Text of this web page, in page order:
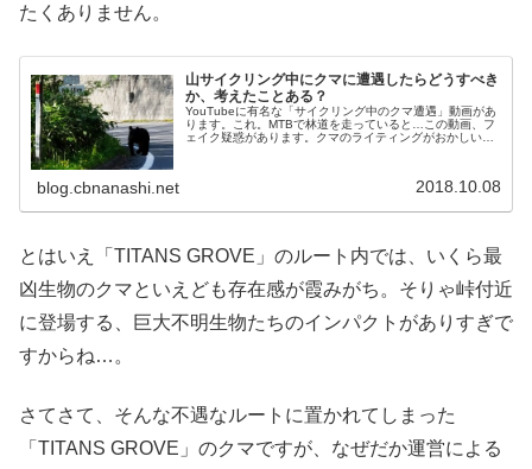
たくありません。
山サイクリング中にクマに遭遇したらどうすべき
か、考えたことある？
YouTubeに有名な「サイクリング中のクマ遭遇」動画があ
ります。これ。MTBで林道を走っていると…この動画、フ
ェイク疑惑があります。クマのライティングがおかしいと
blog.cbnanashi.net 2018.10.08
とはいえ「TITANS GROVE」のルート内では、いくら最
凶生物のクマといえども存在感が霞みがち。そりゃ峠付近
に登場する、巨大不明生物たちのインパクトがありすぎで
すからね…。
さてさて、そんな不遇なルートに置かれてしまった
「TITANS GROVE」のクマですが、なぜだか運営による